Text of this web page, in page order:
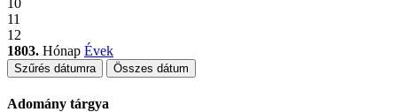
10
11
12
1803. Hónap Évek
Szűrés dátumra Összes dátum
Adomány tárgya